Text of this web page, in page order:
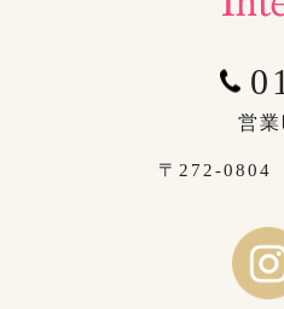
営
〒272-0804